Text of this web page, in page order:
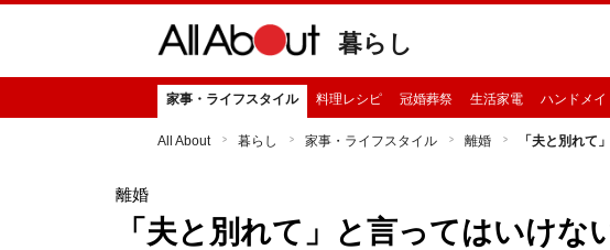
暮らし
家事・ライフスタイル 料理レシピ 冠婚葬祭 生活家電 ハンドメイ
All About 暮らし 家事・ライフスタイル 離婚 「夫と別れ
離婚
「夫と別れて」と言ってはいけ